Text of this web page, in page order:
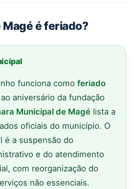
é feriado?
funciona como feriado
aniversário da fundação
Municipal de Magé lista a
oficiais do município. O
é a suspensão do
e do atendimento
com reorganização do
não essenciais.